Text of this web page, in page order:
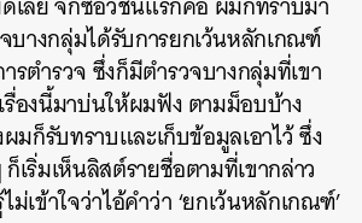
บางกลุ่มได้รับการยกเว้นหลักเกณฑ์
รตำรวจ ซึ่งก็มีตำรวจบางกลุ่มที่เขา
รื่องนี้มาบ่นให้ผมฟัง ตามม็อบบ้าง
มก็รับทราบและเก็บข้อมูลเอาไว้ ซึ่ง
เริ่มเห็นลิสต์รายชื่อตามที่เขากล่าว
เข้าใจว่าไอ้คำว่า ‘ยกเว้นหลักเกณฑ์’